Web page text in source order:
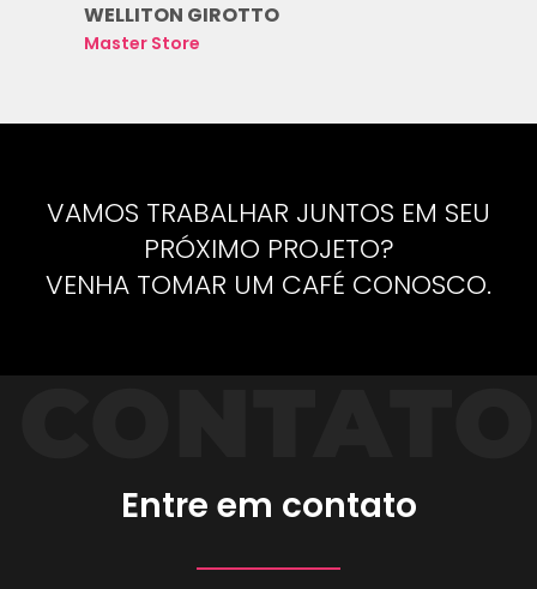
WELLITON GIROTTO
Master Store
VAMOS TRABALHAR JUNTOS EM SEU
PRÓXIMO PROJETO?
VENHA TOMAR UM CAFÉ CONOSCO.
Entre em contato